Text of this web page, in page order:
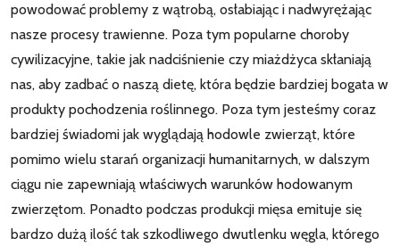
powodować problemy z wątrobą, osłabiając i nadwyrężając
nasze procesy trawienne. Poza tym popularne choroby
cywilizacyjne, takie jak nadciśnienie czy miażdżyca skłaniają
nas, aby zadbać o naszą dietę, która będzie bardziej bogata w
produkty pochodzenia roślinnego. Poza tym jesteśmy coraz
bardziej świadomi jak wyglądają hodowle zwierząt, które
pomimo wielu starań organizacji humanitarnych, w dalszym
ciągu nie zapewniają właściwych warunków hodowanym
zwierzętom. Ponadto podczas produkcji mięsa emituje się
bardzo dużą ilość tak szkodliwego dwutlenku węgla, którego